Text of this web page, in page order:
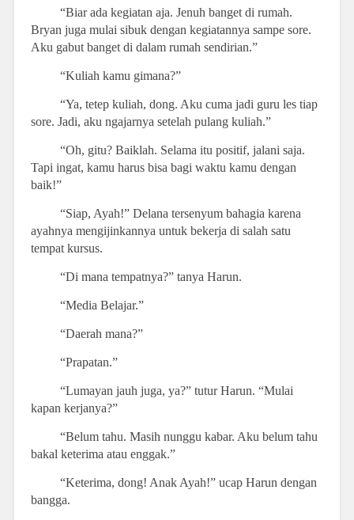
“Biar ada kegiatan aja. Jenuh banget di rumah.
Bryan juga mulai sibuk dengan kegiatannya sampe sore.
Aku gabut banget di dalam rumah sendirian.”
“Kuliah kamu gimana?”
“Ya, tetep kuliah, dong. Aku cuma jadi guru les tiap
sore. Jadi, aku ngajarnya setelah pulang kuliah.”
“Oh, gitu? Baiklah. Selama itu positif, jalani saja.
Tapi ingat, kamu harus bisa bagi waktu kamu dengan
baik!”
“Siap, Ayah!” Delana tersenyum bahagia karena
ayahnya mengijinkannya untuk bekerja di salah satu
tempat kursus.
“Di mana tempatnya?” tanya Harun.
“Media Belajar.”
“Daerah mana?”
“Prapatan.”
“Lumayan jauh juga, ya?” tutur Harun. “Mulai
kapan kerjanya?”
“Belum tahu. Masih nunggu kabar. Aku belum tahu
bakal keterima atau enggak.”
“Keterima, dong! Anak Ayah!” ucap Harun dengan
bangga.